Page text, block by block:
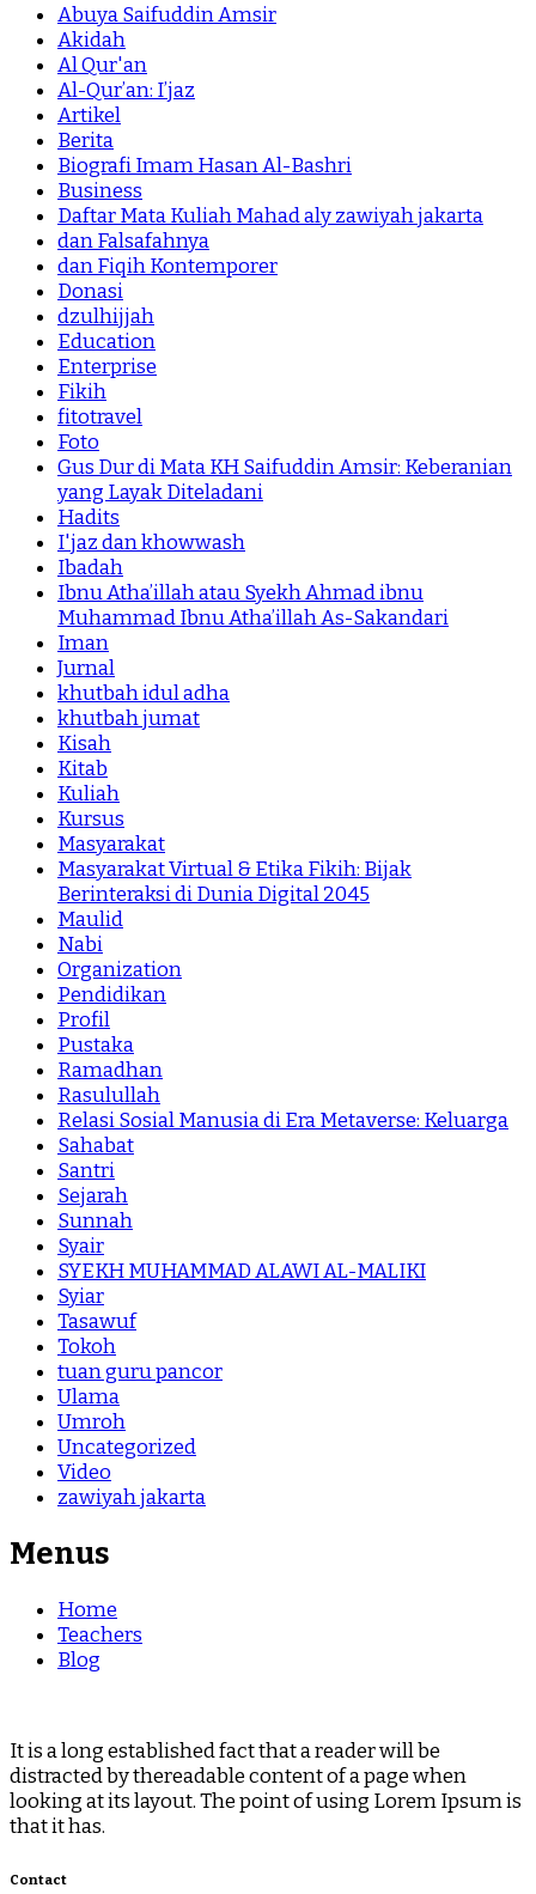
Abuya Saifuddin Amsir
Akidah
Al Qur'an
Al-Qur’an: I’jaz
Artikel
Berita
Biografi Imam Hasan Al-Bashri
Business
Daftar Mata Kuliah Mahad aly zawiyah jakarta
dan Falsafahnya
dan Fiqih Kontemporer
Donasi
dzulhijjah
Education
Enterprise
Fikih
fitotravel
Foto
Gus Dur di Mata KH Saifuddin Amsir: Keberanian
yang Layak Diteladani
Hadits
I'jaz dan khowwash
Ibadah
Ibnu Atha’illah atau Syekh Ahmad ibnu
Muhammad Ibnu Atha’illah As-Sakandari
Iman
Jurnal
khutbah idul adha
khutbah jumat
Kisah
Kitab
Kuliah
Kursus
Masyarakat
Masyarakat Virtual & Etika Fikih: Bijak
Berinteraksi di Dunia Digital 2045
Maulid
Nabi
Organization
Pendidikan
Profil
Pustaka
Ramadhan
Rasulullah
Relasi Sosial Manusia di Era Metaverse: Keluarga
Sahabat
Santri
Sejarah
Sunnah
Syair
SYEKH MUHAMMAD ALAWI AL-MALIKI
Syiar
Tasawuf
Tokoh
tuan guru pancor
Ulama
Umroh
Uncategorized
Video
zawiyah jakarta
Menus
Home
Teachers
Blog
It is a long established fact that a reader will be
distracted by thereadable content of a page when
looking at its layout. The point of using Lorem Ipsum is
that it has.
Contact